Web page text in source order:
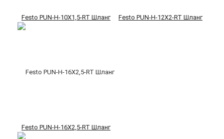
Festo PUN-H-10X1,5-RT Шланг Festo PUN-H-12X2-RT Шланг
Festo PUN-H-16X2,5-RT Шланг